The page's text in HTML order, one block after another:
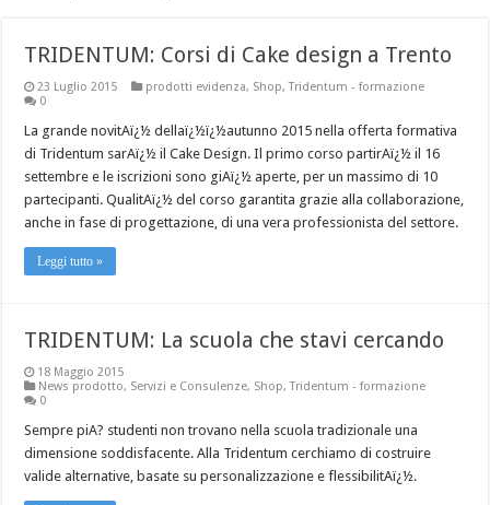
TRIDENTUM: Corsi di Cake design a Trento
23 Luglio 2015 prodotti evidenza, Shop,Tridentum - formazione
0
La grande novitAï¿½ dellaï¿½ï¿½autunno 2015 nella offerta formativa
di Tridentum sarAï¿½ il Cake Design. Il primo corso partirAï¿½ il 16
settembre e le iscrizioni sono giAï¿½ aperte, per un massimo di 10
partecipanti. QualitAï¿½ del corso garantita grazie alla collaborazione,
anche in fase di progettazione, di una vera professionista del settore.
Leggi tutto »
TRIDENTUM: La scuola che stavi cercando
18 Maggio 2015
News prodotto, Servizi e Consulenze, Shop,Tridentum - formazione
0
Sempre piA? studenti non trovano nella scuola tradizionale una
dimensione soddisfacente. Alla Tridentum cerchiamo di costruire
valide alternative, basate su personalizzazione e flessibilitAï¿½.